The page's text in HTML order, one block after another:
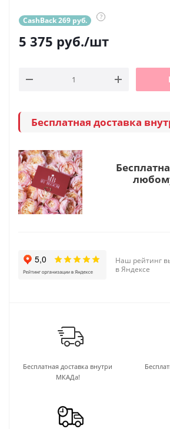
CashBack 269 руб. ?
5 375 руб./шт
Бесплатная доставка
Наш рейтинг
в Яндексе
Бесплатная доставка внутри
МКАДа!